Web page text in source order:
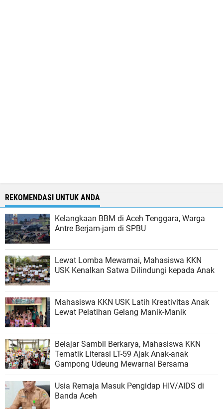
REKOMENDASI UNTUK ANDA
Kelangkaan BBM di Aceh Tenggara, Warga
Antre Berjam-jam di SPBU
Lewat Lomba Mewarnai, Mahasiswa KKN
USK Kenalkan Satwa Dilindungi kepada Anak
Mahasiswa KKN USK Latih Kreativitas Anak
Lewat Pelatihan Gelang Manik-Manik
Belajar Sambil Berkarya, Mahasiswa KKN
Tematik Literasi LT-59 Ajak Anak-anak
Gampong Udeung Mewarnai Bersama
Usia Remaja Masuk Pengidap HIV/AIDS di
Banda Aceh